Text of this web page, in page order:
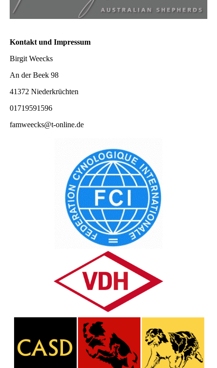
Kontakt und Impressum
Birgit Weecks
An der Beek 98
41372 Niederkrüchten
01719591596
famweecks@t-online.de